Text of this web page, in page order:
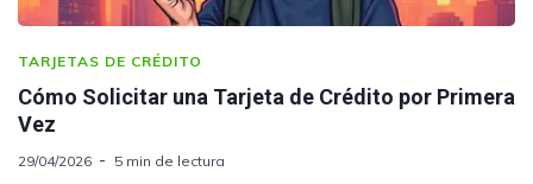
TARJETAS DE CRÉDITO
Cómo Solicitar una Tarjeta de Crédito por Primera
Vez
29/04/2026 5 min de lectura